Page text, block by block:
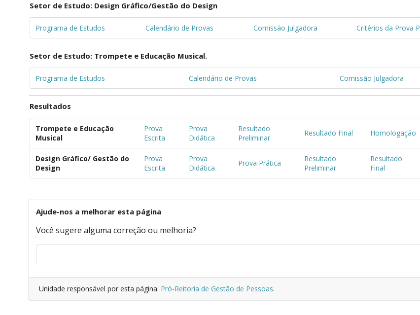
Setor de Estudo: Design Gráfico/Gestão do Design
Programa de Estudos Calendário de Provas Comissão Julgadora Critérios da Prova
Setor de Estudo: Trompete e Educação Musical.
Programa de Estudos Calendário de Provas Comissão Julgadora
Resultados
Trompete e Educação
Musical
Prova
Escrita
Prova
Didática
Resultado
Preliminar
Resultado Final Homologação
Design Gráfico/ Gestão do
Design
Prova
Escrita
Prova
Didática
Prova Prática
Resultado
Preliminar
Resultado
Final
Ajude-nos a melhorar esta página
Você sugere alguma correção ou melhoria?
Unidade responsável por esta página: Pró-Reitoria de Gestão de Pessoas.